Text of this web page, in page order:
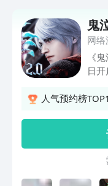
可成为会员，成为
以及会员专属礼包哦
抽ps5哦。
鬼
网
《
日
畅游
法
登场
登
首度
人气预约榜